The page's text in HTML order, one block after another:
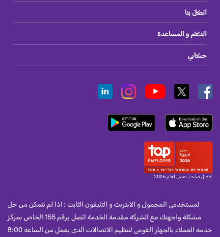
اتصل بنا
الدعم و المساعدة
حسابي
أفضل صاحب عمل لعام 2026
لمستخدمى المحمول و الانترنت و التليفون الثابت : اذا لم تتمكن من حل
مشكلة واجهتك مع الشركة مقدمة الخدمة اتصل برقم 155 الخاص بمركز
خدمة العملاء بالجهاز القومى لتنظيم الاتصالات الذى يعمل من الساعة 8:00